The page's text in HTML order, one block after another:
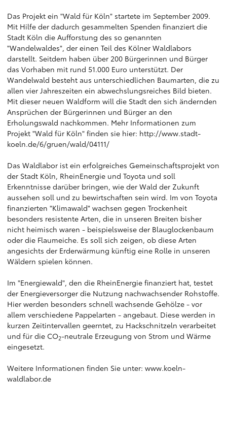
Das Projekt ein "Wald für Köln" startete im September 2009.
Mit Hilfe der dadurch gesammelten Spenden finanziert die
Stadt Köln die Aufforstung des so genannten
"Wandelwaldes", der einen Teil des Kölner Waldlabors
darstellt. Seitdem haben über 200 Bürgerinnen und Bürger
das Vorhaben mit rund 51.000 Euro unterstützt. Der
Wandelwald besteht aus unterschiedlichen Baumarten, die zu
allen vier Jahreszeiten ein abwechslungsreiches Bild bieten.
Mit dieser neuen Waldform will die Stadt den sich ändernden
Ansprüchen der Bürgerinnen und Bürger an den
Erholungswald nachkommen. Mehr Informationen zum
Projekt "Wald für Köln" finden sie hier: http://www.stadt-
koeln.de/6/gruen/wald/04111/
Das Waldlabor ist ein erfolgreiches Gemeinschaftsprojekt von
der Stadt Köln, RheinEnergie und Toyota und soll
Erkenntnisse darüber bringen, wie der Wald der Zukunft
aussehen soll und zu bewirtschaften sein wird. Im von Toyota
finanzierten "Klimawald" wachsen gegen Trockenheit
besonders resistente Arten, die in unseren Breiten bisher
nicht heimisch waren - beispielsweise der Blauglockenbaum
oder die Flaumeiche. Es soll sich zeigen, ob diese Arten
angesichts der Erderwärmung künftig eine Rolle in unseren
Wäldern spielen können.
Im "Energiewald", den die RheinEnergie finanziert hat, testet
der Energieversorger die Nutzung nachwachsender Rohstoffe.
Hier werden besonders schnell wachsende Gehölze - vor
allem verschiedene Pappelarten - angebaut. Diese werden in
kurzen Zeitintervallen geerntet, zu Hackschnitzeln verarbeitet
und für die CO2-neutrale Erzeugung von Strom und Wärme
eingesetzt.
Weitere Informationen finden Sie unter: www.koeln-
waldlabor.de